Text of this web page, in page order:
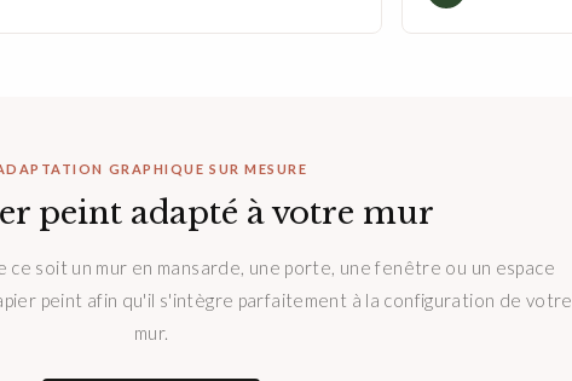
GRAPHIQUE SUR MESURE
peint adapté à votre mur
soit un mur en mansarde, une porte, une fenêtre ou un espace
peint afin qu'il s'intègre parfaitement à la configuration de votre
mur.